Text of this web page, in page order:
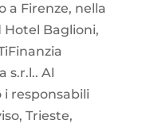
a Firenze, nella
Hotel Baglioni,
s.r.l.. Al
responsabili
Trieste,